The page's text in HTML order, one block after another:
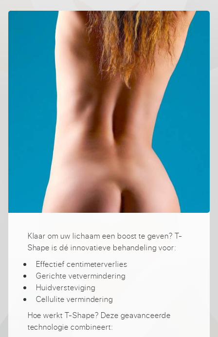
Klaar om uw lichaam een boost te geven? T-
Shape is dé innovatieve behandeling voor:
Effectief centimeterverlies
Gerichte vetvermindering
Huidversteviging
Cellulite vermindering
Hoe werkt T-Shape? Deze geavanceerde
technologie combineert: